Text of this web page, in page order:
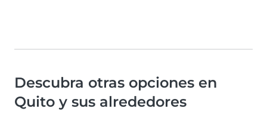
Descubra otras opciones en
Quito y sus alrededores